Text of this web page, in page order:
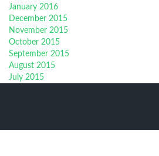
January 2016
December 2015
November 2015
October 2015
September 2015
August 2015
July 2015